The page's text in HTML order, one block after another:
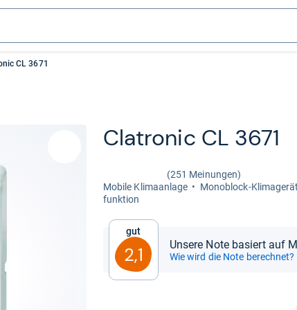
CL 3671
Cla­tro­nic CL 3671
(251 Meinungen)
Mobile Kli­ma­an­lage
Mono­block-​Kli­ma­ge­rät
funk­tion
Gut
2,1 Unsere Note basiert auf
Wie wird die Note berechnet?